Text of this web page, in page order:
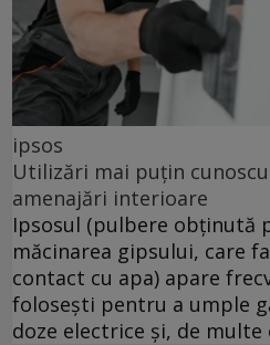
ipsos
Utilizări mai puțin
amenajări interioare
Ipsosul (pulbere obținută
măcinarea gipsului, care
contact cu apa) apare
folosești pentru a umple
doze electrice și, de